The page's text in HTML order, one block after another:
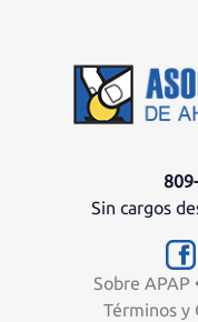
Sin cargos
Sobre APAP
Términos y